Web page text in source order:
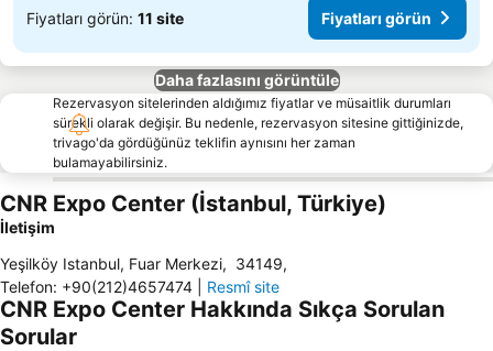
Fiyatları görün: 11 site Fiyatları görün
Daha fazlasını görüntüle
Rezervasyon sitelerinden aldığımız fiyatlar ve müsaitlik durumları
sürekli olarak değişir. Bu nedenle, rezervasyon sitesine gittiğinizde,
trivago'da gördüğünüz teklifin aynısını her zaman
bulamayabilirsiniz.
CNR Expo Center (İstanbul, Türkiye)
İletişim
Yeşilköy Istanbul, Fuar Merkezi, 34149,
Telefon: +90(212)4657474 Resmî site
CNR Expo Center Hakkında Sıkça Sorulan
Sorular